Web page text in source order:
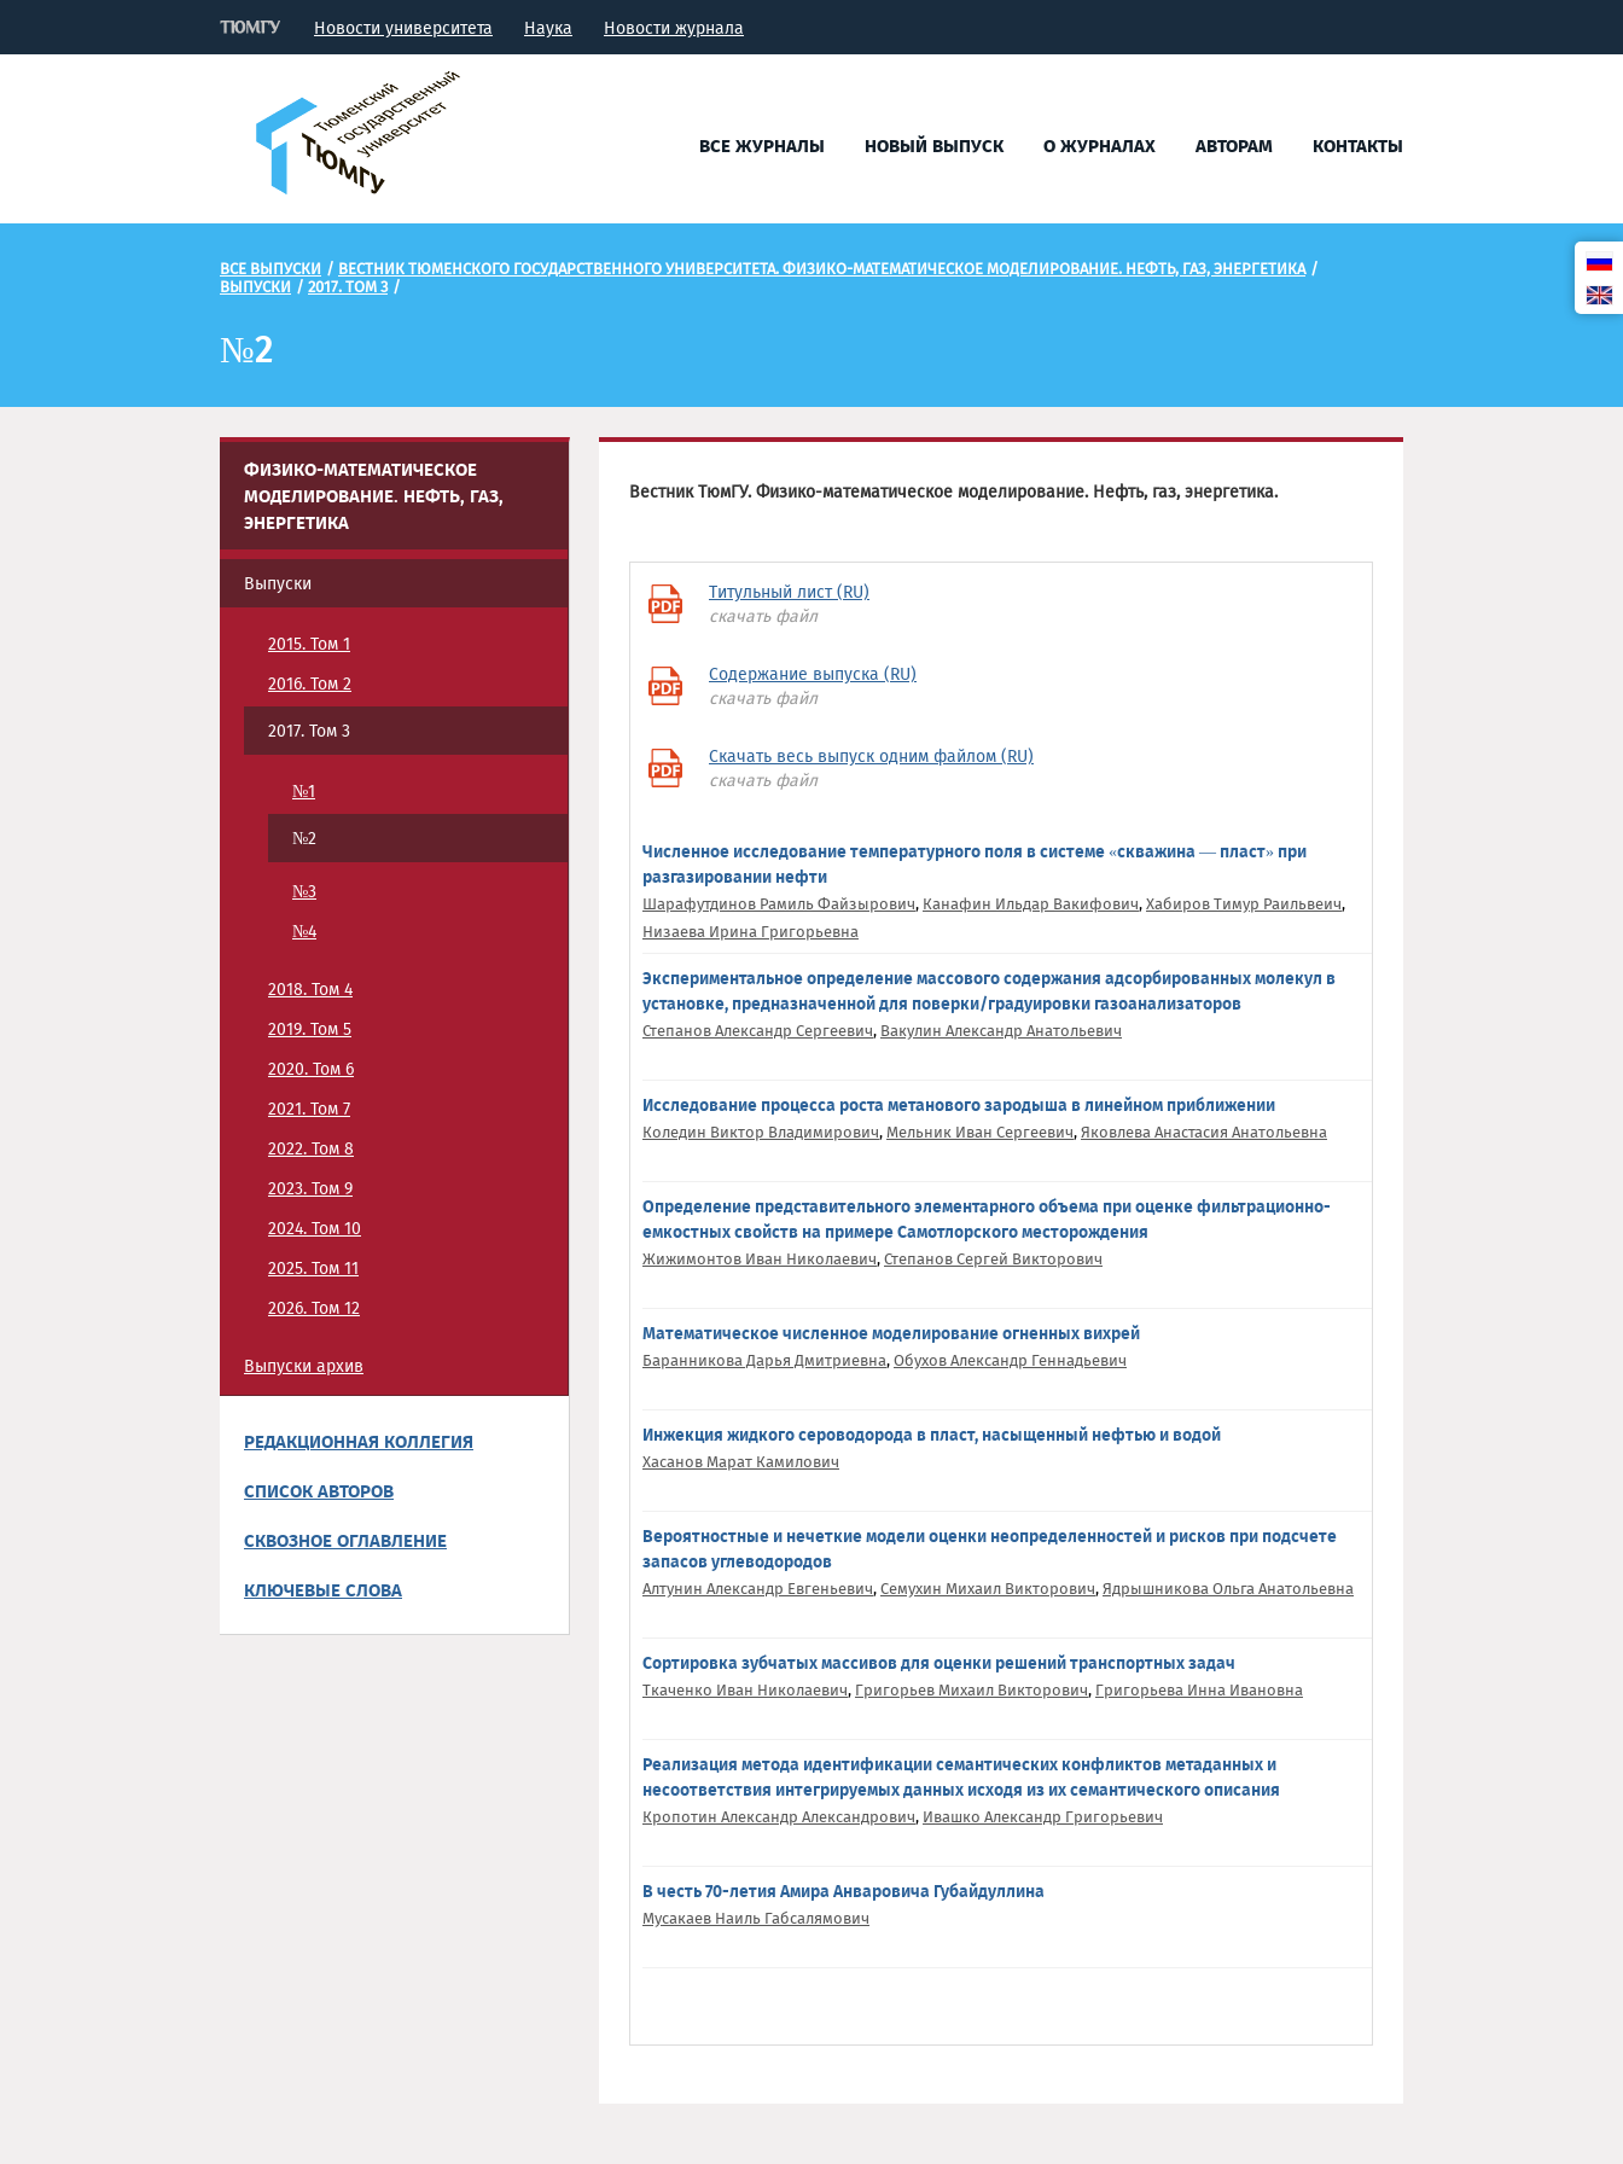
Новости университета Наука Новости журнала
ВСЕ ЖУРНАЛЫ НОВЫЙ ВЫПУСК О ЖУРНАЛАХ АВТОРАМ КОНТАКТЫ
ВСЕ ВЫПУСКИ / ВЕСТНИК ТЮМЕНСКОГО ГОСУДАРСТВЕННОГО УНИВЕРСИТЕТА. ФИЗИКО-МАТЕМАТИЧЕСКОЕ МОДЕЛИРОВАНИЕ. НЕФТЬ, ГАЗ, ЭНЕРГЕТИКА /
ВЫПУСКИ / 2017. ТОМ 3 /
№2
ФИЗИКО-МАТЕМАТИЧЕСКОЕ
МОДЕЛИРОВАНИЕ. НЕФТЬ, ГАЗ,
ЭНЕРГЕТИКА
Выпуски
2015. Том 1
2016. Том 2
2017. Том 3
№1
№2
№3
№4
2018. Том 4
2019. Том 5
2020. Том 6
2021. Том 7
2022. Том 8
2023. Том 9
2024. Том 10
2025. Том 11
2026. Том 12
Выпуски архив
РЕДАКЦИОННАЯ КОЛЛЕГИЯ
СПИСОК АВТОРОВ
СКВОЗНОЕ ОГЛАВЛЕНИЕ
КЛЮЧЕВЫЕ СЛОВА
Вестник ТюмГУ. Физико-математическое моделирование. Нефть, газ, энергетика.
Титульный лист (RU)
скачать файл
Содержание выпуска (RU)
скачать файл
Скачать весь выпуск одним файлом (RU)
скачать файл
Численное исследование температурного поля в системе «скважина — пласт» при
разгазировании нефти
Шарафутдинов Рамиль Файзырович, Канафин Ильдар Вакифович, Хабиров Тимур Раильвеич,
Низаева Ирина Григорьевна
Экспериментальное определение массового содержания адсорбированных молекул в
установке, предназначенной для поверки/градуировки газоанализаторов
Степанов Александр Сергеевич, Вакулин Александр Анатольевич
Исследование процесса роста метанового зародыша в линейном приближении
Коледин Виктор Владимирович, Мельник Иван Сергеевич, Яковлева Анастасия Анатольевна
Определение представительного элементарного объема при оценке фильтрационно-
емкостных свойств на примере Самотлорского месторождения
Жижимонтов Иван Николаевич, Степанов Сергей Викторович
Математическое численное моделирование огненных вихрей
Баранникова Дарья Дмитриевна, Обухов Александр Геннадьевич
Инжекция жидкого сероводорода в пласт, насыщенный нефтью и водой
Хасанов Марат Камилович
Вероятностные и нечеткие модели оценки неопределенностей и рисков при подсчете
запасов углеводородов
Алтунин Александр Евгеньевич, Семухин Михаил Викторович, Ядрышникова Ольга Анатольевна
Сортировка зубчатых массивов для оценки решений транспортных задач
Ткаченко Иван Николаевич, Григорьев Михаил Викторович, Григорьева Инна Ивановна
Реализация метода идентификации семантических конфликтов метаданных и
несоответствия интегрируемых данных исходя из их семантического описания
Кропотин Александр Александрович, Ивашко Александр Григорьевич
В честь 70-летия Амира Анваровича Губайдуллина
Мусакаев Наиль Габсалямович